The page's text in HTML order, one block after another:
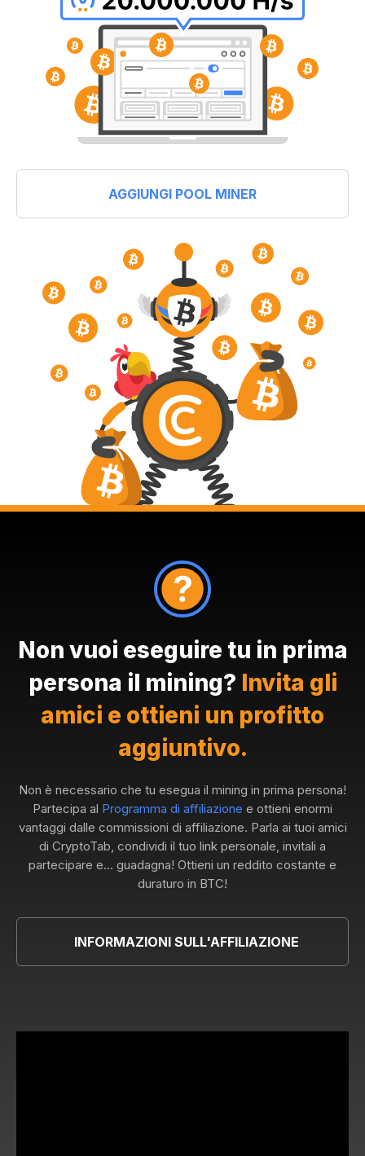
AGGIUNGI POOL MINER
Non vuoi eseguire tu in prima
persona il mining? Invita gli
amici e ottieni un profitto
aggiuntivo.
Non è necessario che tu esegua il mining in prima persona!
Partecipa al Programma di affiliazione e ottieni enormi
vantaggi dalle commissioni di affiliazione. Parla ai tuoi amici
di CryptoTab, condividi il tuo link personale, invitali a
partecipare e... guadagna! Ottieni un reddito costante e
duraturo in BTC!
INFORMAZIONI SULL'AFFILIAZIONE